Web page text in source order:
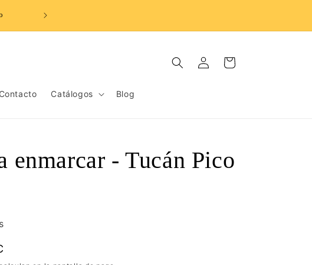
de
Contacto Catálogos Blog
Iniciar
sesión
Carrito
enmarcar - Tucán Pico